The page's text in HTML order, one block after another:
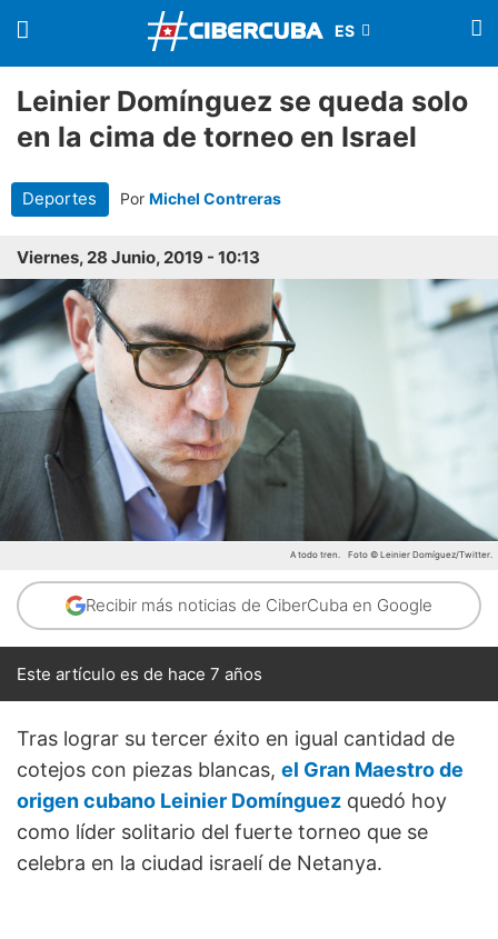
Leinier Domínguez se queda solo
en la cima de torneo en Israel
Deportes Por Michel Contreras
Viernes, 28 Junio, 2019 - 10:13
A todo tren. Foto © Leinier Domíguez/Twitter.
Recibir más noticias de CiberCuba en Google
Este artículo es de hace 7 años
Tras lograr su tercer éxito en igual cantidad de
cotejos con piezas blancas, el Gran Maestro de
origen cubano Leinier Domínguez quedó hoy
como líder solitario del fuerte torneo que se
celebra en la ciudad israelí de Netanya.